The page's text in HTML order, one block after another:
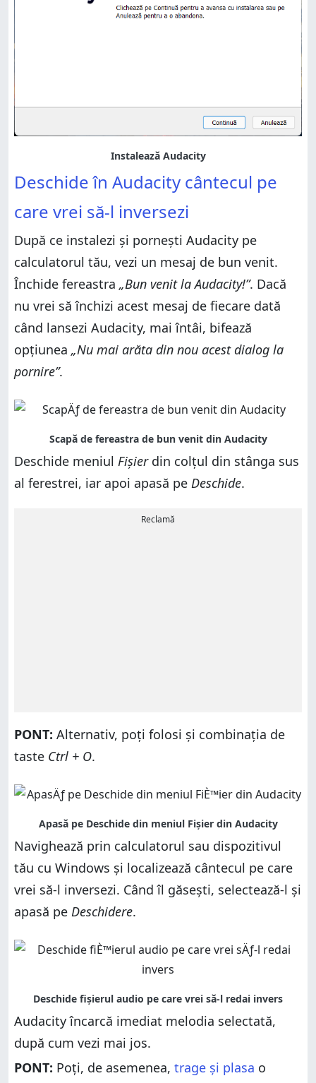
Deschide în Audacity cântecul pe
care vrei să-l inversezi
După ce instalezi și pornești Audacity pe
calculatorul tău, vezi un mesaj de bun venit.
Închide fereastra „Bun venit la Audacity!”. Dacă
nu vrei să închizi acest mesaj de fiecare dată
când lansezi Audacity, mai întâi, bifează
opțiunea „Nu mai arăta din nou acest dialog la
pornire”.
Deschide meniul Fișierdin colțul din stânga sus
al ferestrei, iar apoi apasă pe Deschide.
Reclamă
PONT: Alternativ, poți folosi și combinația de
taste Ctrl + O.
Navighează prin calculatorul sau dispozitivul
tău cu Windows și localizează cântecul pe care
vrei să-l inversezi. Când îl găsești, selectează-l și
apasă pe Deschidere.
Audacity încarcă imediat melodia selectată,
după cum vezi mai jos.
PONT: Poți, de asemenea, trage și plasa o